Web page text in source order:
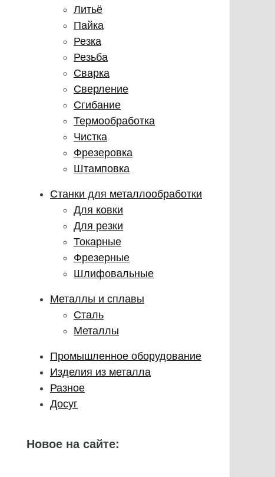
Литьё
Пайка
Резка
Резьба
Сварка
Сверление
Сгибание
Термообработка
Чистка
Фрезеровка
Штамповка
Станки для металлообработки
Для ковки
Для резки
Токарные
Фрезерные
Шлифовальные
Металлы и сплавы
Сталь
Металлы
Промышленное оборудование
Изделия из металла
Разное
Досуг
Новое на сайте: